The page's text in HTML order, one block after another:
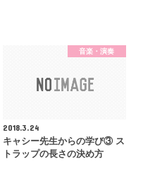
音楽・演奏
2018.3.24
キャシー先生からの学び③ ス
トラップの長さの決め方